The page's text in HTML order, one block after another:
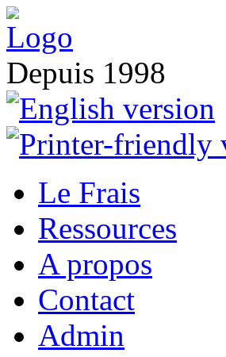
Depuis 1998
Le Frais
Ressources
A propos
Contact
Admin